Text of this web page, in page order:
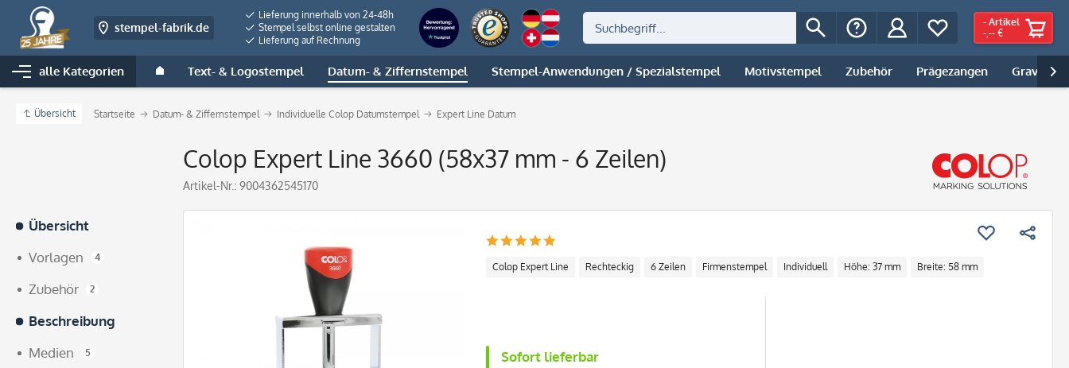
stempel-fabrik.de
Lieferung innerhalb von 24-48h
Stempel selbst online gestalten
Lieferung auf Rechnung
- Artikel
-,-- €
alle Kategorien Text- & Logostempel Datum- & Ziffernstempel Stempel-Anwendungen / Spezialstempel Motivstempel Zubehör Prägezangen Gravur |

Übersicht Startseite Datum- & Ziffernstempel Individuelle Colop Datumstempel Expert Line Datum
Colop Expert Line 3660 (58x37 mm - 6 Zeilen)
Artikel-Nr.: 9004362545170
Übersicht
Vorlagen
4
Zubehör 2
Beschreibung
Medien
5
Colop Expert Line Rechteckig 6 Zeilen Firmenstempel Individuell Höhe: 37 mm Breite: 58 mm
Sofort lieferbar